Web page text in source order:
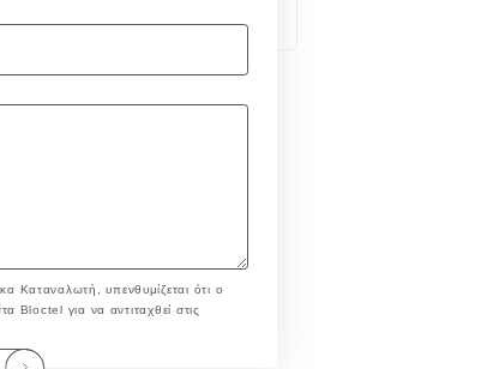
Καταναλωτή, υπενθυμίζεται ότι ο
Bloctel για να αντιταχθεί στις